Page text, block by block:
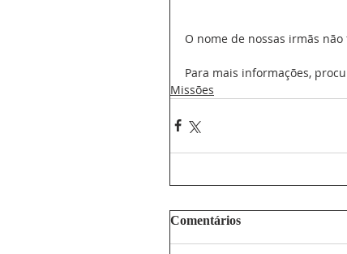
O nome de nossas irmãs
Para mais informações,
Missões
Comentários